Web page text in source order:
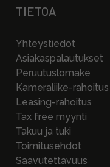
TIETOA
Yhteystiedot
Asiakaspalautukset
Peruutuslomake
Kameraliike-rahoitus
Leasing-rahoitus
Tax free myynti
Takuu ja tuki
Toimitusehdot
Saavutettavuus